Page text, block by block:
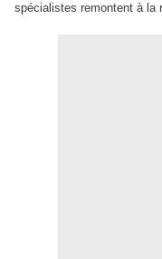
spécialistes remontent à la